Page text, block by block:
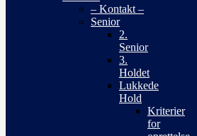
– Kontakt –
Senior
2.
Senior
3.
Holdet
Lukkede
Hold
Kriterier
for